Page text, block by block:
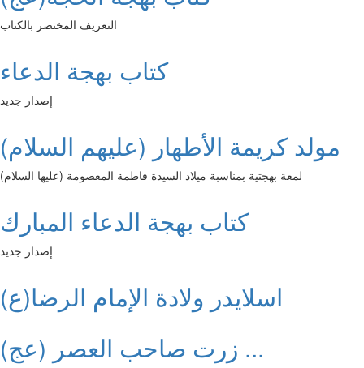
التعريف المختصر بالكتاب
كتاب بهجة الدعاء
إصدار جديد
مولد كريمة الأطهار (عليهم السلام)
لمعة بهجتية بمناسبة ميلاد السيدة فاطمة المعصومة (عليها السلام)
كتاب بهجة الدعاء المبارك
إصدار جديد
اسلايدر ولادة الإمام الرضا(ع)
زرت صاحب العصر (عج) ...